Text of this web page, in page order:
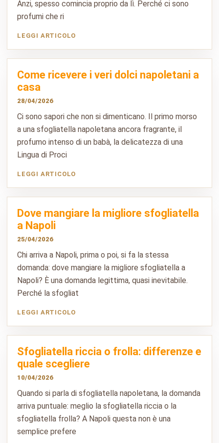
Anzi, spesso comincia proprio da lì. Perché ci sono
profumi che ri
LEGGI ARTICOLO
Come ricevere i veri dolci napoletani a
casa
28/04/2026
Ci sono sapori che non si dimenticano. Il primo morso
a una sfogliatella napoletana ancora fragrante, il
profumo intenso di un babà, la delicatezza di una
Lingua di Proci
LEGGI ARTICOLO
Dove mangiare la migliore sfogliatella
a Napoli
25/04/2026
Chi arriva a Napoli, prima o poi, si fa la stessa
domanda: dove mangiare la migliore sfogliatella a
Napoli? È una domanda legittima, quasi inevitabile.
Perché la sfogliat
LEGGI ARTICOLO
Sfogliatella riccia o frolla: differenze e
quale scegliere
10/04/2026
Quando si parla di sfogliatella napoletana, la domanda
arriva puntuale: meglio la sfogliatella riccia o la
sfogliatella frolla? A Napoli questa non è una
semplice prefere